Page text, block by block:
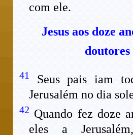
com ele.
Jesus aos doze
doutores
41
Seus pais iam
Jerusalém no dia
42 Quando fez doze
eles a